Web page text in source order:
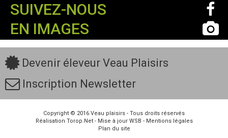
SUIVEZ-NOUS
EN IMAGES
Devenir éleveur Veau Plaisirs
Inscription Newsletter
Copyright © 2016 Veau plaisirs - Tous droits réservés
Réalisation Torop.Net- Mise à jour WSB - Mentions légales
Plan du site